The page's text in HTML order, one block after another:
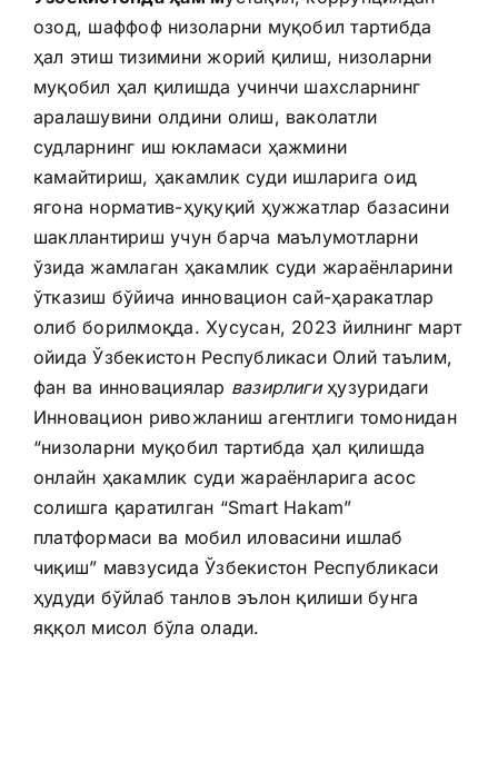
озод, шаффоф низоларни муқобил тартибда
ҳал этиш тизимини жорий қилиш, низоларни
муқобил ҳал қилишда учинчи шахсларнинг
аралашувини олдини олиш, ваколатли
судларнинг иш юкламаси ҳажмини
камайтириш, ҳакамлик суди ишларига оид
ягона норматив-ҳуқуқий ҳужжатлар базасини
шакллантириш учун барча маълумотларни
ўзида жамлаган ҳакамлик суди жараёнларини
ўтказиш бўйича инновацион сай-ҳаракатлар
олиб борилмоқда. Хусусан, 2023 йилнинг март
ойида Ўзбекистон Республикаси Олий таълим,
фан ва инновациялар вазирлигиҳузуридаги
Инновацион ривожланиш агентлиги томонидан
“низоларни муқобил тартибда ҳал қилишда
онлайн ҳакамлик суди жараёнларига асос
солишга қаратилган “Smart Hakam”
платформаси ва мобил иловасини ишлаб
чиқиш” мавзусида Ўзбекистон Республикаси
ҳудуди бўйлаб танлов эълон қилиши бунга
яққол мисол бўла олади.